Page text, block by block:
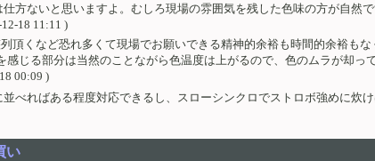
方ないと思いますよ。むしろ現場の雰囲気を残した色味の方が自然
18 11:11 )
頂くなど恐れ多くて現場でお願いできる精神的余裕も時間的余裕も
感じる部分は当然のことながら色温度は上がるので、色のムラが却
00:09 )
べればある程度対応できるし、スローシンクロでストロボ強めに炊
い